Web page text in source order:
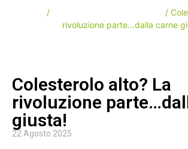
/
/
rivoluzione parte…dalla carne
Colesterolo alto? La
rivoluzione
giusta!
22 Agosto 2025